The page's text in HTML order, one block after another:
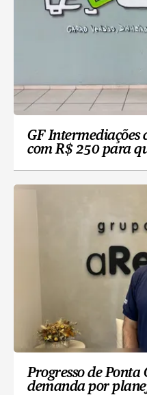
GF Intermediações
com R$ 250 para
Progresso de Ponta
demanda por